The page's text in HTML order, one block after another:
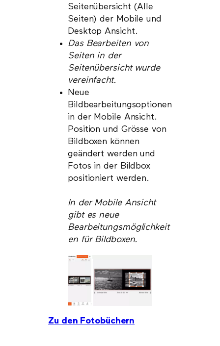
Seitenübersicht (Alle
Seiten) der Mobile und
Desktop Ansicht.
Das Bearbeiten von
Seiten in der
Seitenübersicht wurde
vereinfacht.
Neue
Bildbearbeitungsoptionen
in der Mobile Ansicht.
Position und Grösse von
Bildboxen können
geändert werden und
Fotos in der Bildbox
positioniert werden.
In der Mobile Ansicht
gibt es neue
Bearbeitungsmöglichkeit
en für Bildboxen.
Zu den Fotobüchern